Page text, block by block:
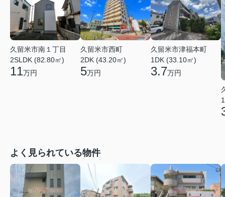
久留米市南１丁目
2SLDK (82.80㎡)
11万円
久留米市西町
2DK (43.20㎡)
5万円
久留米市津福本町
1DK (33.10㎡)
3.7万円
よく見られている物件